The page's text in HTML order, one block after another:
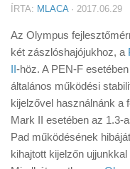
Tudástár
Tanácsok
Érdekességek
Helyszíni Riport
E-BB
ÍRTA: MLACA· 2017.06.29
Az Olympus
két zászlóshajójukhoz, a
II-höz. A PEN-F
általános működési
kijelzővel használnánk a
Mark II esetében az 1.3-
Pad működésének
kihajtott kijelzőn